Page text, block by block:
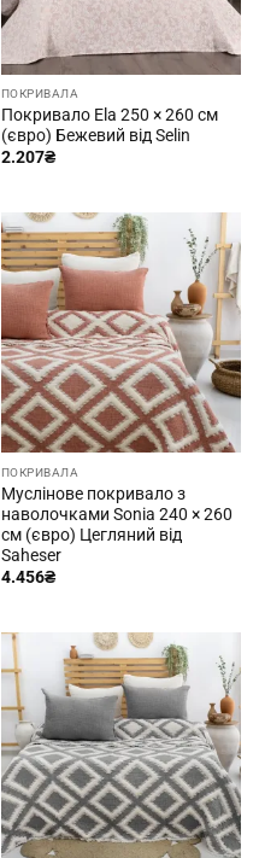
ПОКРИВАЛА
Покривало Ela 250 × 260 см
(євро) Бежевий від Selin
2.207₴
ПОКРИВАЛА
Муслінове покривало з
наволочками Sonia 240 × 260
см (євро) Цегляний від
Saheser
4.456₴